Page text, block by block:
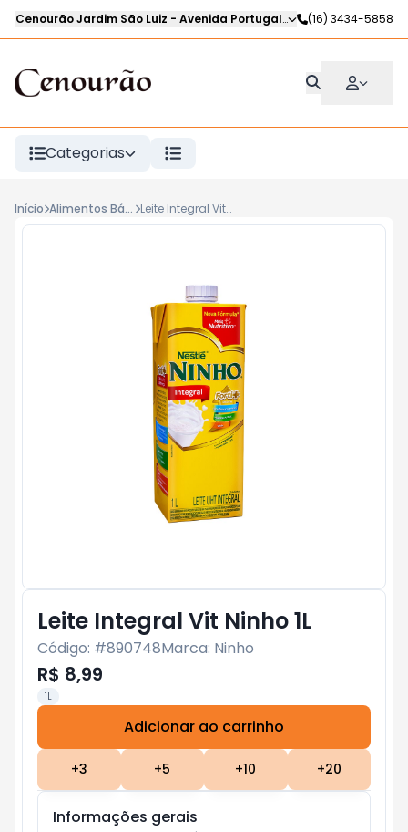
Cenourão Jardim São Luiz - Avenida Portugal, Ribeirão Preto-SP
(16) 3434-5858
Categorias
Início Alimentos Básicos Leite Integral Vit Ninho 1L
Leite Integral Vit Ninho 1L
Código: #890748Marca: Ninho
R$ 8,99
1L
Adicionar ao carrinho
+3 +5 +10 +20
Informações gerais